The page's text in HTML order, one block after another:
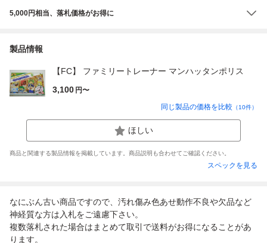
5,000円相当、落札価格がお得に
製品情報
【FC】 ファミリートレーナー マンハッタンポリス
3,100 円〜
同じ製品の価格を比較 （10件）
ほしい
商品と関連する製品情報を掲載しています。商品説明も合わせてご確認ください。
スペックを見る
なにぶん古い商品ですので、汚れ傷み色あせ動作不良や欠品など
神経質な方は入札をご遠慮下さい。
複数落札された場合はまとめて取引で送料がお得になることがあ
ります。